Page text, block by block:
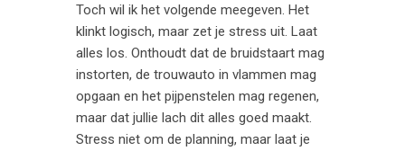
Toch wil ik het volgende meegeven. Het
klinkt logisch, maar zet je stress uit. Laat
alles los. Onthoudt dat de bruidstaart mag
instorten, de trouwauto in vlammen mag
opgaan en het pijpenstelen mag regenen,
maar dat jullie lach dit alles goed maakt.
Stress niet om de planning, maar laat je